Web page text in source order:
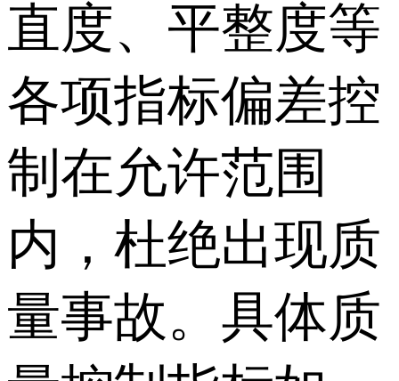
直度、平整度等
各项指标偏差控
制在允许范围
内，杜绝出现质
量事故。具体质